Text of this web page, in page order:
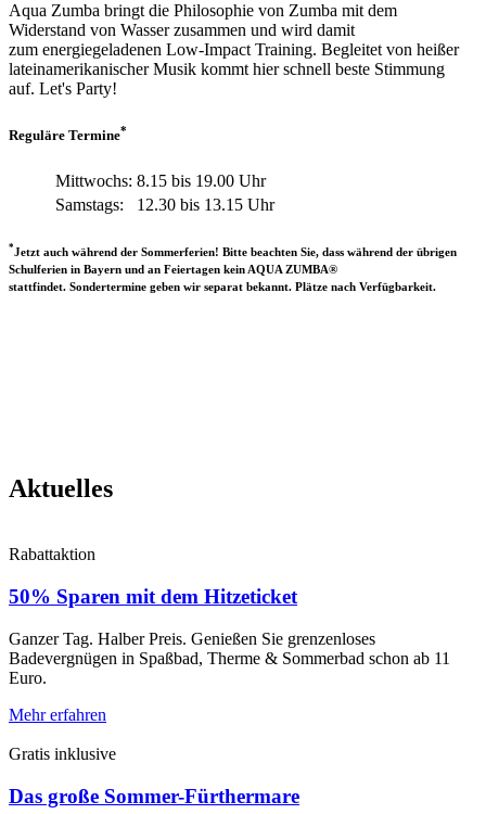
Aqua Zumba bringt die Philosophie von Zumba mit dem
Widerstand von Wasser zusammen und wird damit
zum energiegeladenen Low-Impact Training. Begleitet von heißer
lateinamerikanischer Musik kommt hier schnell beste Stimmung
auf. Let's Party!
Reguläre Termine*
Mittwochs: 8.15 bis 19.00 Uhr
Samstags:
12.30 bis 13.15 Uhr
*Jetzt auch während der Sommerferien! Bitte beachten Sie, dass während der übrigen
Schulferien in Bayern und an Feiertagen kein AQUA ZUMBA®
stattfindet. Sondertermine geben wir separat bekannt. Plätze nach Verfügbarkeit.
Aktuelles
Rabattaktion
50% Sparen mit dem Hitzeticket
Ganzer Tag. Halber Preis. Genießen Sie grenzenloses
Badevergnügen in Spaßbad, Therme & Sommerbad schon ab 11
Euro.
Mehr erfahren
Gratis inklusive
Das große Sommer-Fürthermare